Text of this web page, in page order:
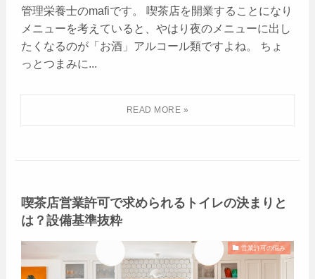
管理栄養士のmafiです。 喫茶店を開業することになり
メニューを考えていると、やはり夜のメニューに出し
たくなるのが「お酒」アルコール類ですよね。 ちょ
っとつまみに...
喫茶店営業許可で求められるトイレの決まりと
は？設備基準抜粋
営業許可の悩み